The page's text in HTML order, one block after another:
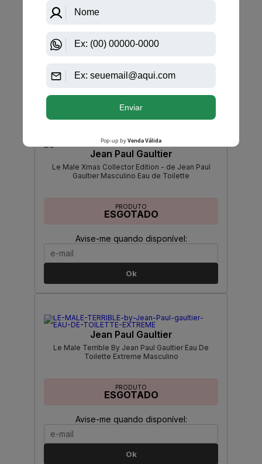
ESGOTADO
Ok
Jean Paul Gaultier
Le Male Xmas Collector Edition - de Jean Paul
Gaultier Masculino Eau de Toilette
PRODUTO
ESGOTADO
Avise-me quando disponível:
Ok
Jean Paul Gaultier
Le Male Terrible By Jean Paul Gaultier Eau De
Toilette Extreme Masculino
PRODUTO
ESGOTADO
Avise-me quando disponível:
Ok